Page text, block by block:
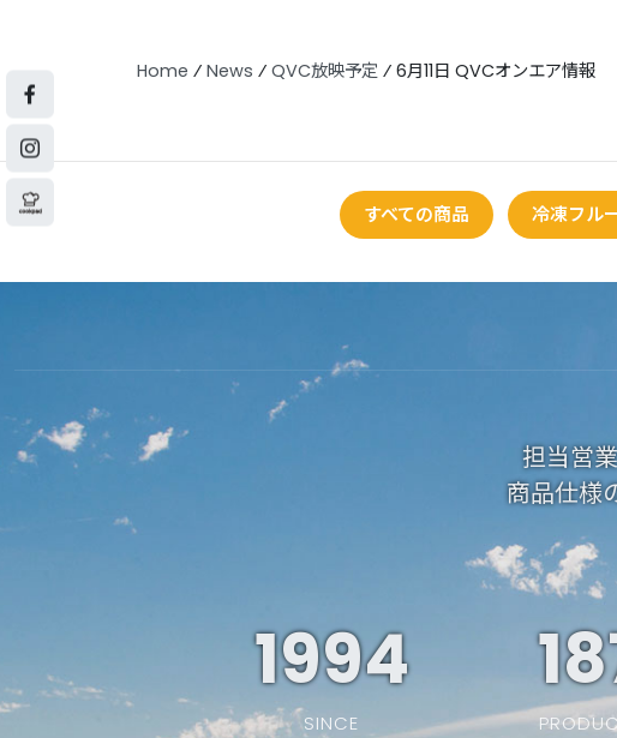
Home ⁄ News ⁄ QVC放映予定 ⁄ 6月11日 QVCオンエア情報
すべての商品 冷凍フル
担当営
商品仕様
1994
SINCE